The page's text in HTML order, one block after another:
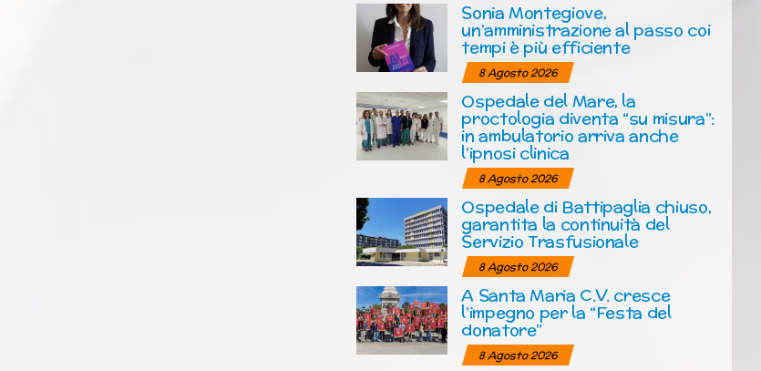
Sonia Montegiove,
un’amministrazione al passo coi
tempi è più efficiente
8 Agosto 2026
Ospedale del Mare, la
proctologia diventa “su misura”:
in ambulatorio arriva anche
l’ipnosi clinica
8 Agosto 2026
Ospedale di Battipaglia chiuso,
garantita la continuità del
Servizio Trasfusionale
8 Agosto 2026
A Santa Maria C.V. cresce
l’impegno per la “Festa del
donatore”
8 Agosto 2026